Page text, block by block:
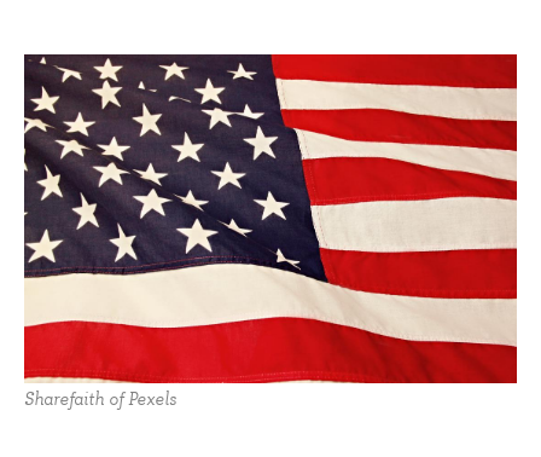
Sharefaith of Pexels